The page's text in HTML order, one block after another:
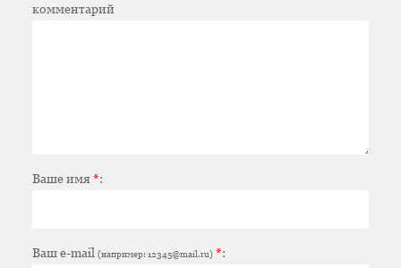
комментарий
Ваше имя*:
Ваш e-mail (например: 12345@mail.ru) *: